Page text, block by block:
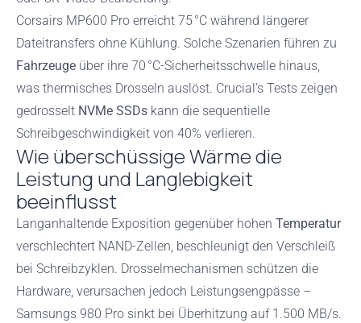
Corsairs MP600 Pro erreicht 75 °C während längerer
Dateitransfers ohne Kühlung. Solche Szenarien führen zu
Fahrzeuge über ihre 70 °C-Sicherheitsschwelle hinaus,
was thermisches Drosseln auslöst. Crucial’s Tests zeigen
gedrosselt NVMe SSDs kann die sequentielle
Schreibgeschwindigkeit von 40% verlieren.
Wie überschüssige Wärme die
Leistung und Langlebigkeit
beeinflusst
Langanhaltende Exposition gegenüber hohen Temperatur
verschlechtert NAND-Zellen, beschleunigt den Verschleiß
bei Schreibzyklen. Drosselmechanismen schützen die
Hardware, verursachen jedoch Leistungsengpässe –
Samsungs 980 Pro sinkt bei Überhitzung auf 1.500 MB/s.